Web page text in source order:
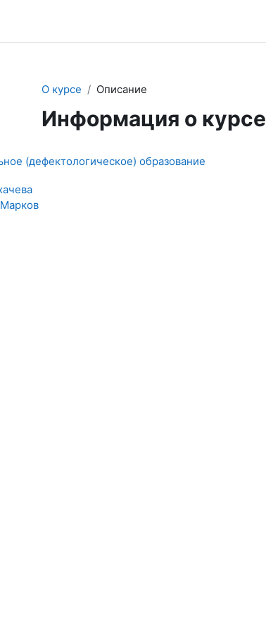
О курсе Описание
Информация о курсе
(дефектологическое) образование